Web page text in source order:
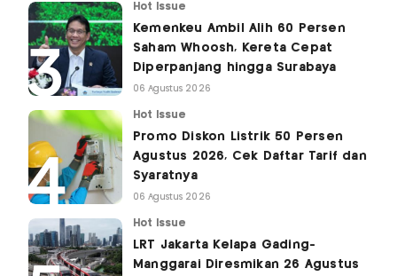
Hot Issue
Kemenkeu Ambil Alih 60 Persen
Saham Whoosh, Kereta Cepat
Diperpanjang hingga Surabaya
06 Agustus 2026
Hot Issue
Promo Diskon Listrik 50 Persen
Agustus 2026, Cek Daftar Tarif dan
Syaratnya
06 Agustus 2026
Hot Issue
LRT Jakarta Kelapa Gading-
Manggarai Diresmikan 26 Agustus